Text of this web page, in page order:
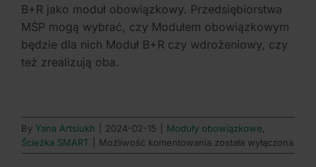
B+R jako moduł obowiązkowy. Przedsiębiorstwa
MŚP mogą wybrać, czy Modułem obowiązkowym
będzie dla nich Moduł B+R czy wdrożeniowy, czy
też zrealizują oba.
By Yana Artsiukh 2024-02-15 Moduły obowiązkowe
Ścieżka SMART
Możliwość komentowania Czym
jest
została wyłączona